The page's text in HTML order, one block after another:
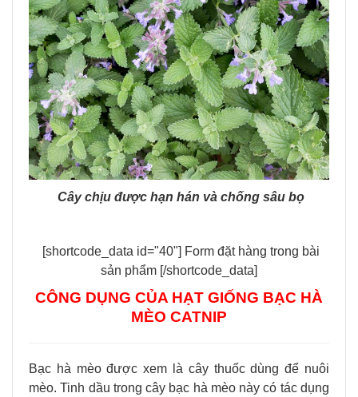
Cây chịu được hạn hán và chống sâu bọ
[shortcode_data id="40"] Form đặt hàng trong bài
sản phẩm [/shortcode_data]
CÔNG DỤNG CỦA HẠT GIỐNG BẠC HÀ
MÈO CATNIP
Bạc hà mèo được xem là cây thuốc dùng để nuôi
mèo. Tinh dầu trong cây bạc hà mèo này có tác dụng